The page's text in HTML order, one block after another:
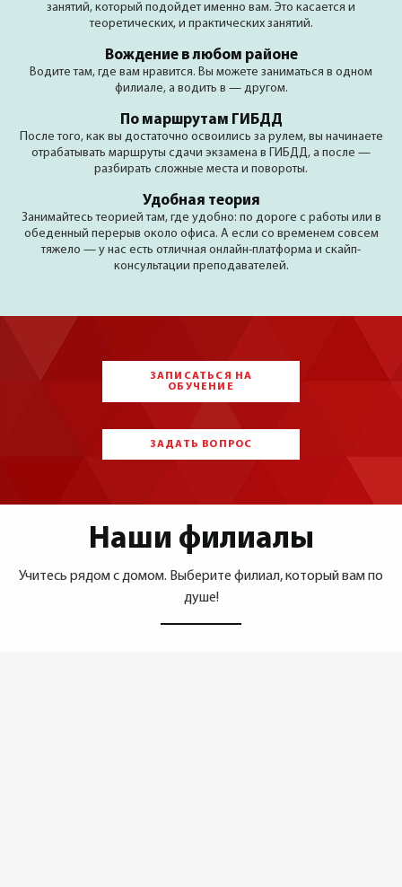
занятий, который подойдет именно вам. Это касается и
теоретических, и практических занятий.
Вождение в любом районе
Водите там, где вам нравится. Вы можете заниматься в одном
филиале, а водить в — другом.
По маршрутам ГИБДД
После того, как вы достаточно освоились за рулем, вы начинаете
отрабатывать маршруты сдачи экзамена в ГИБДД, а после —
разбирать сложные места и повороты.
Удобная теория
Занимайтесь теорией там, где удобно: по дороге с работы или в
обеденный перерыв около офиса. А если со временем совсем
тяжело — у нас есть отличная онлайн-платформа и скайп-
консультации преподавателей.
ЗАПИСАТЬСЯ НА
ОБУЧЕНИЕ
ЗАДАТЬ ВОПРОС
Наши филиалы
Учитесь рядом с домом. Выберите филиал, который вам по
душе!